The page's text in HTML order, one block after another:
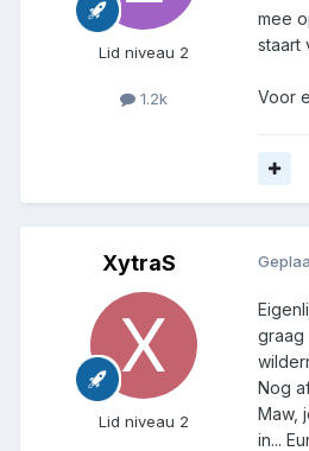
Lid niveau 2
1.2k
mee
staart
Voor
XytraS
Lid niveau 2
graag
Nog
Maw,
in...